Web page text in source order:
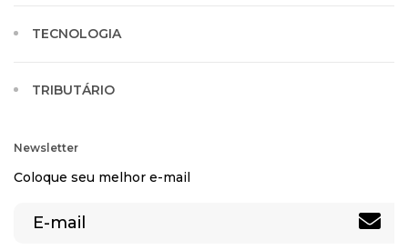
TECNOLOGIA
TRIBUTÁRIO
Newsletter
Coloque seu melhor e-mail